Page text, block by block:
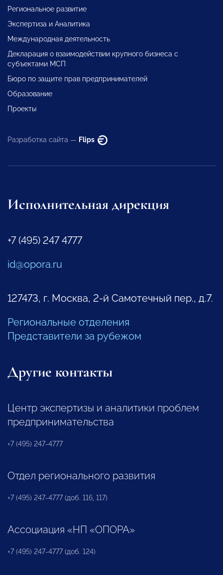
Региональное развитие
Экспертиза и Аналитика
Международная деятельность
Декларация о взаимодействии крупного бизнеса с
субъектами МСП
Бюро по защите прав предпринимателей
Образование
Проекты
Разработка сайта — Flips
Исполнительная дирекция
+7 (495) 247 4777
id@opora.ru
127473, г. Москва, 2-й Самотечный пер., д.7.
Региональные отделения
Представители за рубежом
Другие контакты
Центр экспертизы и аналитики проблем
предпринимательства
+7 (495) 247-4777
Отдел регионального развития
+7 (495) 247-4777 (доб. 116, 117)
Ассоциация «НП «ОПОРА»
+7 (495) 247-4777 (доб. 124)